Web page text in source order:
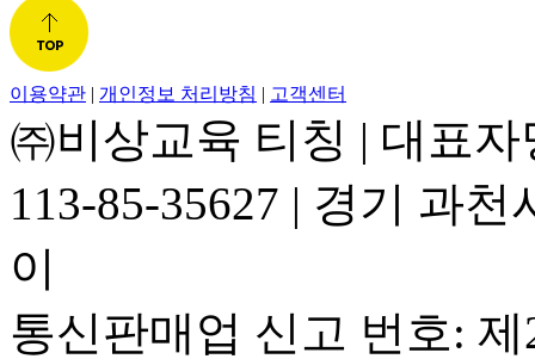
이용약관 | 개인정보 처리방침 | 고객센터
㈜비상교육 티칭 | 대표
113-85-35627 | 경기 과천
이
통신판매업 신고 번호: